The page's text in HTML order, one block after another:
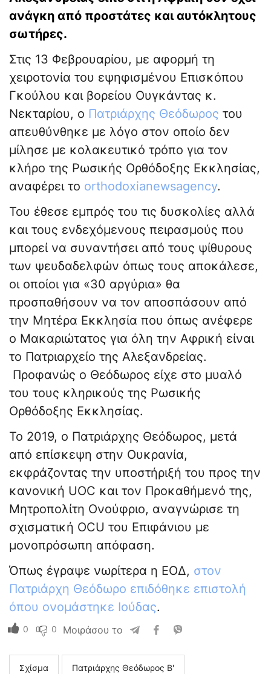
ανάγκη από προστάτες και αυτόκλητους
σωτήρες.
Στις 13 Φεβρουαρίου, με αφορμή τη
χειροτονία του εψηφισμένου Επισκόπου
Γκούλου και βορείου Ουγκάντας κ.
Νεκταρίου, ο Πατριάρχης Θεόδωρος του
απευθύνθηκε με λόγο στον οποίο δεν
μίλησε με κολακευτικό τρόπο για τον
κλήρο της Ρωσικής Ορθόδοξης Εκκλησίας,
αναφέρει το orthodoxianewsagency.
Του έθεσε εμπρός του τις δυσκολίες αλλά
και τους ενδεχόμενους πειρασμούς που
μπορεί να συναντήσει από τους ψίθυρους
των ψευδαδελφών όπως τους αποκάλεσε,
οι οποίοι για «30 αργύρια» θα
προσπαθήσουν να τον αποσπάσουν από
την Μητέρα Εκκλησία που όπως ανέφερε
ο Μακαριώτατος για όλη την Αφρική είναι
το Πατριαρχείο της Αλεξανδρείας.
Προφανώς ο Θεόδωρος είχε στο μυαλό
του τους κληρικούς της Ρωσικής
Ορθόδοξης Εκκλησίας.
Το 2019, ο Πατριάρχης Θεόδωρος, μετά
από επίσκεψη στην Ουκρανία,
εκφράζοντας την υποστήριξή του προς την
κανονική UOC και τον Προκαθήμενό της,
Μητροπολίτη Ονούφριο, αναγνώρισε τη
σχισματική OCU του Επιφάνιου με
μονοπρόσωπη απόφαση.
Όπως έγραψε νωρίτερα η ΕΟΔ, στον
Πατριάρχη Θεόδωρο επιδόθηκε επιστολή
όπου ονομάστηκε Ιούδας.
0 0 Μοιράσου το
Σχίσμα Πατριάρχης Θεόδωρος Β'